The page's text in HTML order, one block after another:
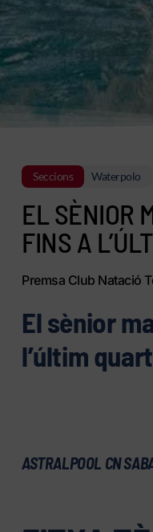
Seccions Waterpolo
EL SÈNIOR
FINS A
Premsa Club Natació
El sènior
l’últim
ASTRALPOOL CN